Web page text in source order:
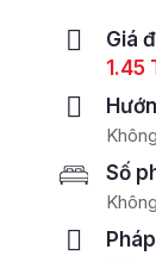
Giá
1.45
Số